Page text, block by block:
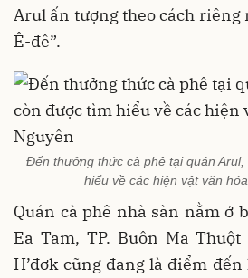
Arul ấn tượng theo cách riêng
Ê-đê”.
Đến thưởng thức cà phê tại quán
hiểu về các hiện vật văn
Quán cà phê nhà sàn nằm ở
Ea Tam, TP. Buôn Ma
H’đơk cũng đang là điểm